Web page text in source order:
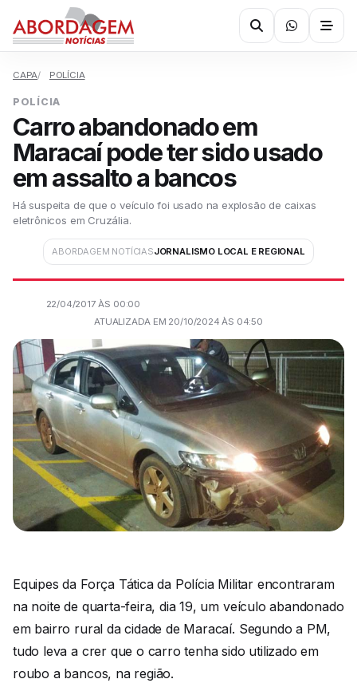
CAPA POLÍCIA
POLÍCIA
Carro abandonado em
Maracaí pode ter sido usado
em assalto a bancos
Há suspeita de que o veículo foi usado na explosão de caixas
eletrônicos em Cruzália.
ABORDAGEM NOTÍCIASJORNALISMO LOCAL E REGIONAL
22/04/2017 ÀS 00:00
ATUALIZADA EM 20/10/2024 ÀS 04:50
Equipes da Força Tática da Polícia Militar encontraram
na noite de quarta-feira, dia 19, um veículo abandonado
em bairro rural da cidade de Maracaí. Segundo a PM,
tudo leva a crer que o carro tenha sido utilizado em
roubo a bancos, na região.